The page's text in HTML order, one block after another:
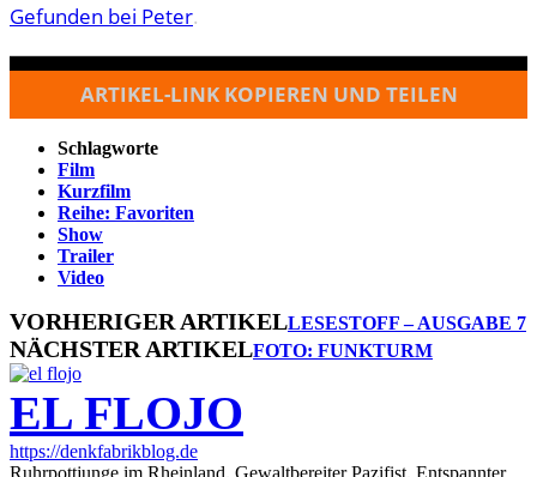
Gefunden bei Peter.
ARTIKEL-LINK KOPIEREN UND TEILEN
Schlagworte
Film
Kurzfilm
Reihe: Favoriten
Show
Trailer
Video
VORHERIGER ARTIKELLESESTOFF – AUSGABE 7
NÄCHSTER ARTIKELFOTO: FUNKTURM
EL FLOJO
https://denkfabrikblog.de
Ruhrpottjunge im Rheinland. Gewaltbereiter Pazifist. Entspannter